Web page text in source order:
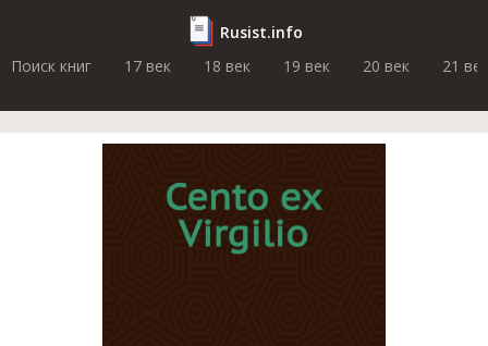
Rusist.info
Поиск книг
17 век 18 век 19 век 20 век 21 век